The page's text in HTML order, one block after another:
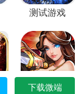
下载微端
0.00折
测试游戏
0.00折